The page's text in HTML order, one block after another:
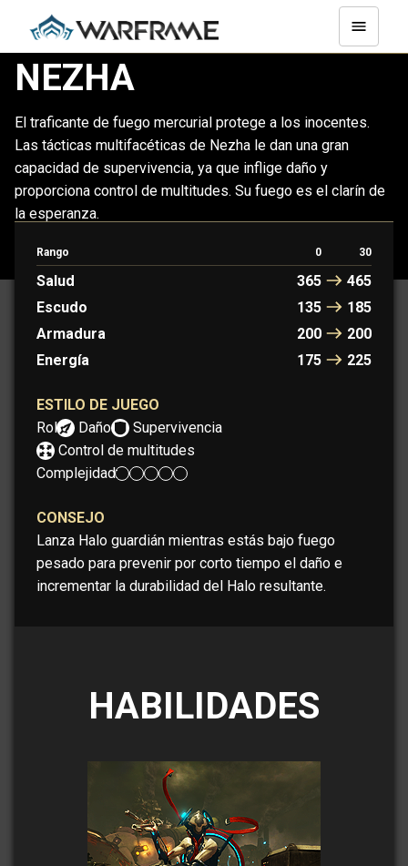
NEZHA
El traficante de fuego mercurial protege a los inocentes.
Las tácticas multifacéticas de Nezha le dan una gran
capacidad de supervivencia, ya que inflige daño y
proporciona control de multitudes. Su fuego es el clarín de
la esperanza.
Rango 0 30
Salud 365
465
Escudo
135
185
Armadura
200
200
Energía
175 225
ESTILO DE JUEGO
Rol:
Daño
Supervivencia
Control de multitudes
Complejidad:
CONSEJO
Lanza Halo guardián mientras estás bajo fuego
pesado para prevenir por corto tiempo el daño e
incrementar la durabilidad del Halo resultante.
HABILIDADES